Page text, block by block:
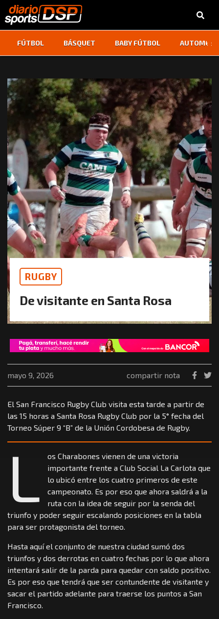
FÚTBOL BÁSQUET BABY FÚTBOL ‹ ›
RUGBY
De visitante en Santa Rosa
mayo 9, 2026 compartir nota
El San Francisco Rugby Club visita esta tarde a partir de
las 15 horas a Santa Rosa Rugby Club por la 5° fecha del
Torneo Súper 9 “B” de la Unión Cordobesa de Rugby.
L
os Charabones vienen de una victoria
importante frente a Club Social La Carlota que
lo ubicó entre los cuatro primeros de este
campeonato. Es por eso que ahora saldrá a la
ruta con la idea de seguir por la senda del
triunfo y poder seguir escalando posiciones en la tabla
para ser protagonista del torneo.
Hasta aquí el conjunto de nuestra ciudad sumó dos
triunfos y dos derrotas en cuatro fechas por lo que ahora
intentará salir de la parda para quedar con saldo positivo.
Es por eso que tendrá que ser contundente de visitante y
sacar el partido adelante para traerse los puntos a San
Francisco.